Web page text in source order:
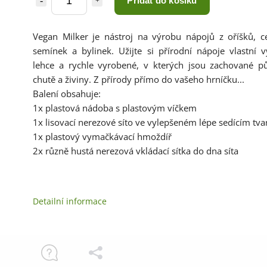
Vegan Milker je nástroj na výrobu nápojů z oříšků,
semínek a bylinek. Užijte si přírodní nápoje vlastní
lehce a rychle vyrobené, v kterých jsou zachované
chutě a živiny. Z přírody přímo do vašeho hrníčku...
Balení obsahuje:
1x plastová nádoba s plastovým víčkem
1x lisovací nerezové síto ve vylepšeném lépe sedícím
1x plastový vymačkávací hmoždíř
2x různě hustá nerezová vkládací sítka do dna síta
Detailní informace